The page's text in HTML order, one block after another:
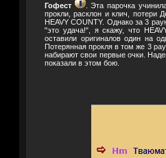
Гофест
. Эта парочка
прокли, расклон и клич, потери
HEAVY COUNTY. Однако за 3
"это удача!", я скажу, что
оставили оригиналов один на
Потерянная прокля в том же 3
набирают свои первые очки.
показали в этом бою.